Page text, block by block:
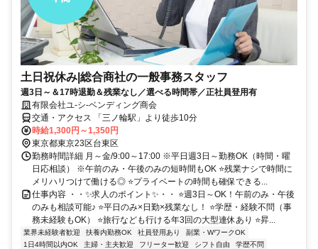
土日祝休み|総合商社の一般事務スタッフ
週3日～＆17時退勤＆残業なし／選べる時間帯／正社員登用有
有限会社ユ-シ-ベンディング商会
交通・アクセス 「三ノ輪駅」より徒歩10分
時給1,300円～1,350円
東京都東京23区台東区
勤務時間詳細 月～金/9:00～17:00 ※平日週3日～勤務OK（時間・曜
日応相談） ※午前のみ・午後のみの短時間もOK ⭐残業ナシで時間に
メリハリつけて働ける◎ ⭐プライベートの時間も確保できる...
仕事内容 ・・✨求人のポイント✨・・ ⭐週3日～OK！午前のみ・午後
のみも相談可能♪ ⭐平日のみ×日勤×残業なし！ ⭐学歴・経験不問（事
務未経験もOK） ⭐旅行なども行ける年3回の大型連休あり ⭐昇...
業界未経験者歓迎 扶養内勤務OK 社員登用あり
副業・WワークOK
1日4時間以内OK
主婦・主夫歓迎 フリーター歓迎 シフト自由
学歴不問